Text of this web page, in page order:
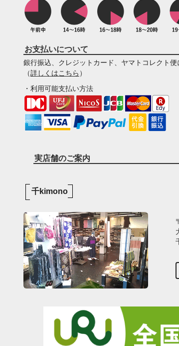
お支払いについて
銀行振込、クレジットカード、ヤマトコレクト便
（詳しくはこちら ）
・利用可能支払い方法
実店舗のご案内
千kimono